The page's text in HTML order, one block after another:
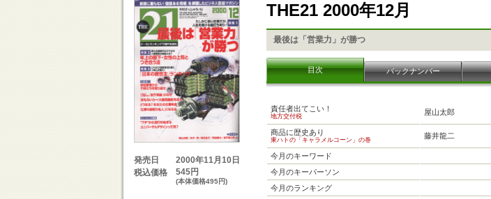
発売日
2000年11月10日
税込価格
545円
(本体価格495円)
THE21 2000年12月
最後は「営業力」が勝つ
目次 バックナンバー
責任者出てこい！
地方交付税 屋山太郎
商品に歴史あり
東ハトの「キャラメルコーン」の巻 藤井龍二
今月のキーワード
今月のキーパーソン
今月のランキング